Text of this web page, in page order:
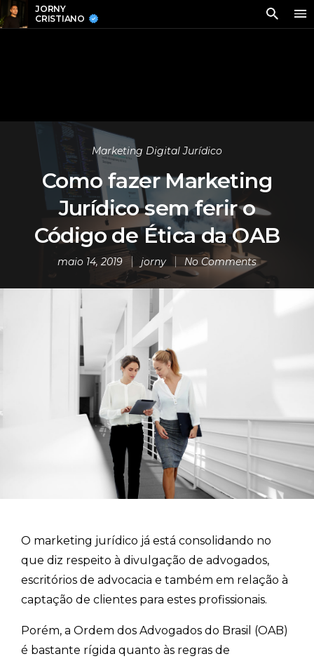
JORNY
CRISTIANO
Marketing Digital Jurídico
Como fazer Marketing
Jurídico sem ferir o
Código de Ética da OAB
maio 14, 2019 jorny No Comments
O marketing jurídico já está consolidando no
que diz respeito à divulgação de advogados,
escritórios de advocacia e também em relação à
captação de clientes para estes profissionais.
Porém, a Ordem dos Advogados do Brasil (OAB)
é bastante rígida quanto às regras de